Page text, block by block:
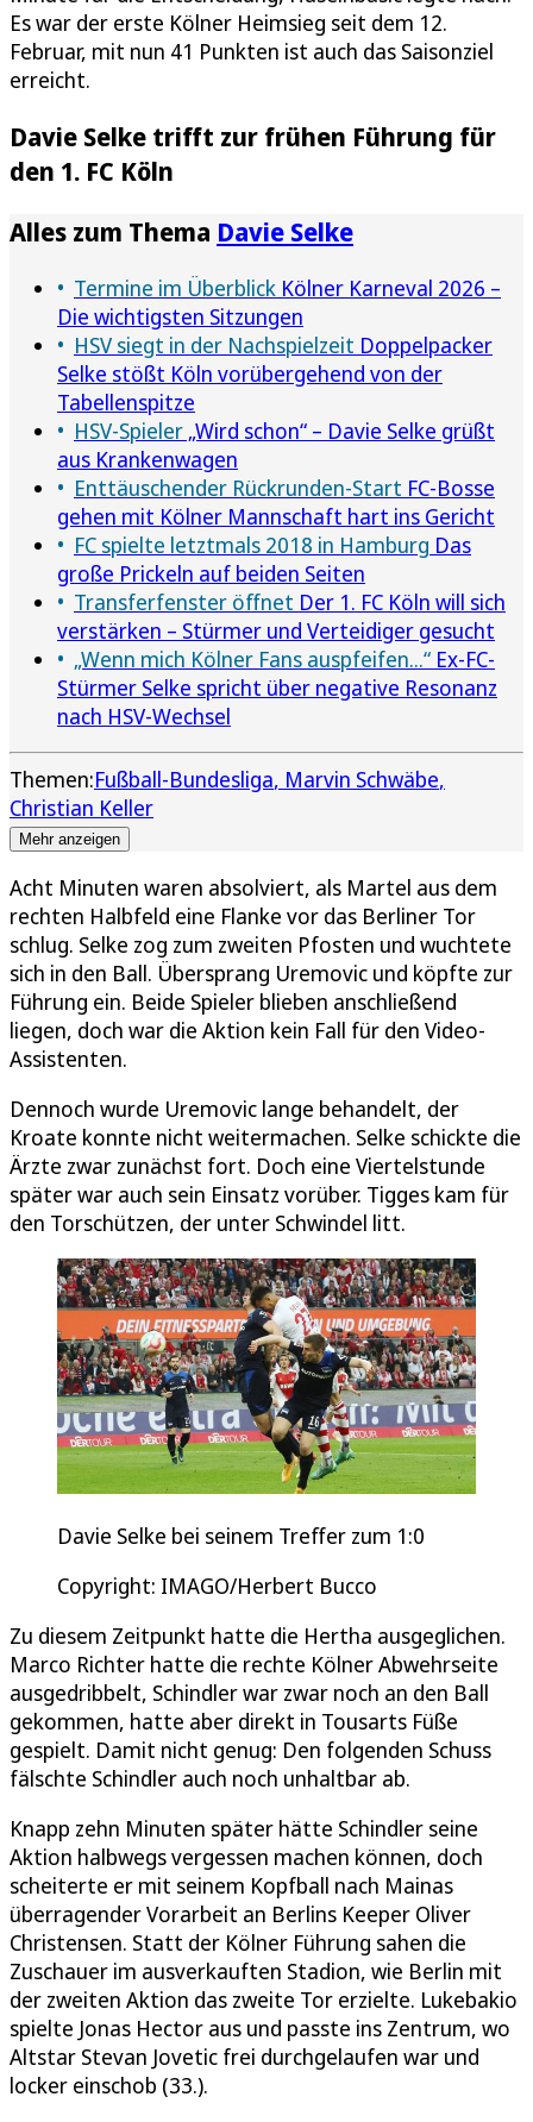
Es war der erste Kölner Heimsieg seit dem 12.
Februar, mit nun 41 Punkten ist auch das Saisonziel
erreicht.
Davie Selke trifft zur frühen Führung für
den 1. FC Köln
Alles zum Thema Davie Selke
Termine im Überblick Kölner Karneval 2026 –
Die wichtigsten Sitzungen
HSV siegt in der Nachspielzeit Doppelpacker
Selke stößt Köln vorübergehend von der
Tabellenspitze
HSV-Spieler „Wird schon“ – Davie Selke grüßt
aus Krankenwagen
Enttäuschender Rückrunden-Start FC-Bosse
gehen mit Kölner Mannschaft hart ins Gericht
FC spielte letztmals 2018 in Hamburg Das
große Prickeln auf beiden Seiten
Transferfenster öffnet Der 1. FC Köln will sich
verstärken – Stürmer und Verteidiger gesucht
„Wenn mich Kölner Fans auspfeifen...“ Ex-FC-
Stürmer Selke spricht über negative Resonanz
nach HSV-Wechsel
Themen:Fußball-Bundesliga Marvin Schwäbe
Christian Keller
Mehr anzeigen
Acht Minuten waren absolviert, als Martel aus dem
rechten Halbfeld eine Flanke vor das Berliner Tor
schlug. Selke zog zum zweiten Pfosten und wuchtete
sich in den Ball. Übersprang Uremovic und köpfte zur
Führung ein. Beide Spieler blieben anschließend
liegen, doch war die Aktion kein Fall für den Video-
Assistenten.
Dennoch wurde Uremovic lange behandelt, der
Kroate konnte nicht weitermachen. Selke schickte die
Ärzte zwar zunächst fort. Doch eine Viertelstunde
später war auch sein Einsatz vorüber. Tigges kam für
den Torschützen, der unter Schwindel litt.
Davie Selke bei seinem Treffer zum 1:0
Copyright: IMAGO/Herbert Bucco
Zu diesem Zeitpunkt hatte die Hertha ausgeglichen.
Marco Richter hatte die rechte Kölner Abwehrseite
ausgedribbelt, Schindler war zwar noch an den Ball
gekommen, hatte aber direkt in Tousarts Füße
gespielt. Damit nicht genug: Den folgenden Schuss
fälschte Schindler auch noch unhaltbar ab.
Knapp zehn Minuten später hätte Schindler seine
Aktion halbwegs vergessen machen können, doch
scheiterte er mit seinem Kopfball nach Mainas
überragender Vorarbeit an Berlins Keeper Oliver
Christensen. Statt der Kölner Führung sahen die
Zuschauer im ausverkauften Stadion, wie Berlin mit
der zweiten Aktion das zweite Tor erzielte. Lukebakio
spielte Jonas Hector aus und passte ins Zentrum, wo
Altstar Stevan Jovetic frei durchgelaufen war und
locker einschob (33.).